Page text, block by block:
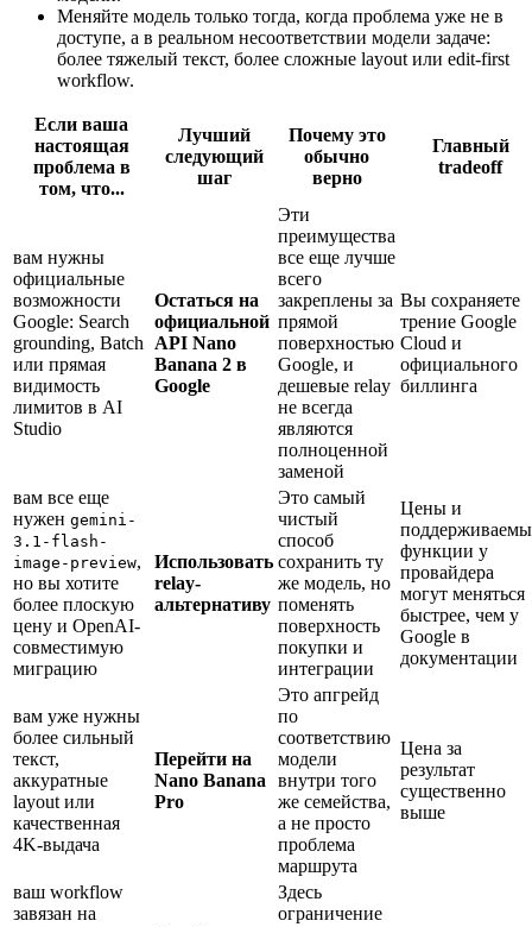
Меняйте модель только тогда, когда проблема уже не в
доступе, а в реальном несоответствии модели задаче:
более тяжелый текст, более сложные layout или edit-first
workflow.
Если ваша
настоящая
проблема в
том, что...
Лучший
следующий
шаг
Почему это
обычно
верно
Главный
tradeoff
вам нужны
официальные
возможности
Google: Search
grounding, Batch
или прямая
видимость
лимитов в AI
Studio
Остаться на
официальной
API Nano
Banana 2 в
Google
Эти
преимущества
все еще лучше
всего
закреплены за
прямой
поверхностью
Google, и
дешевые relay
не всегда
являются
полноценной
заменой
Вы сохраняете
трение Google
Cloud и
официального
биллинга
вам все еще
нужен gemini-
3.1-flash-
image-preview,
но вы хотите
более плоскую
цену и OpenAI-
совместимую
миграцию
Использовать
relay-
альтернативу
Это самый
чистый
способ
сохранить ту
же модель, но
поменять
поверхность
покупки и
интеграции
Цены и
функции у
провайдера
могут меняться
быстрее, чем у
Google в
документации
вам уже нужны
более сильный
текст,
аккуратные
layout или
качественная
4K-выдача
Перейти на
Nano Banana
Pro
Это апгрейд
по
соответствию
модели
внутри того
же семейства,
а не просто
проблема
маршрута
Цена за
результат
существенно
выше
ваш workflow
завязан на
Здесь
ограничение